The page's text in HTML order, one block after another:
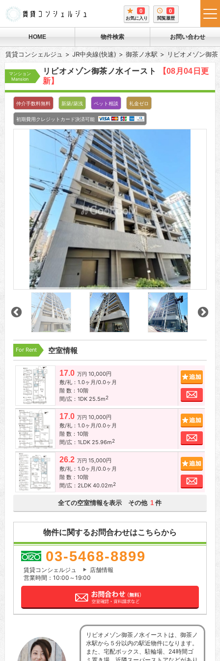
0
お気に入り
0
閲覧履歴
HOME 物件検索 お問い合わせ
賃貸コンシェルジュ JR中央線(快速) 御茶ノ水駅 リビオメゾン御
マンション
Mansion
リビオメゾン御茶ノ水イースト
【08月04日更
新】
仲介手数料無料 新築/築浅 ペット相談 礼金ゼロ
初期費用クレジットカード決済可能
For Rent 空室情報
17.0 万円 10,000円
敷/礼：1.0ヶ月/0.0ヶ月
階 数：10階
間/広：1DK 25.5m2
お問
17.0 万円 10,000円
敷/礼：1.0ヶ月/0.0ヶ月
階 数：10階
間/広：1LDK 25.96m2
お問
26.2 万円 15,000円
敷/礼：1.0ヶ月/0.0ヶ月
階 数：10階
間/広：2LDK 40.02m2
お問
全ての空室情報を表示 その他 1 件
物件に関するお問合わせはこちらから
03-5468-8899
賃貸コンシェルジュ
店舗情報
営業時間：10:00～19:00
リビオメゾン御茶ノ水イーストは、御茶ノ
水駅から５分以内の駅近物件になります。
また、宅配ボックス、駐輪場、24時間ゴ